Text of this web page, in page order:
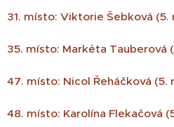
31. místo: Viktorie Šebková (5.
35. místo: Markéta Tauberová
47. místo: Nicol Řeháčková (5.
48. místo: Karolína Flekačová